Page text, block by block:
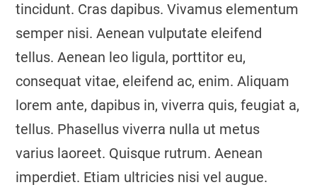
tincidunt. Cras dapibus. Vivamus elementum
semper nisi. Aenean vulputate eleifend
tellus. Aenean leo ligula, porttitor eu,
consequat vitae, eleifend ac, enim. Aliquam
lorem ante, dapibus in, viverra quis, feugiat a,
tellus. Phasellus viverra nulla ut metus
varius laoreet. Quisque rutrum. Aenean
imperdiet. Etiam ultricies nisi vel augue.